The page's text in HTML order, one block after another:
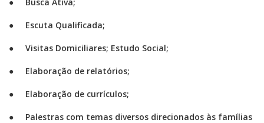
● Escuta Qualificada;
● Visitas Domiciliares; Estudo Social;
● Elaboração de relatórios;
● Elaboração de currículos;
● Palestras com temas diversos direcionados às famílias